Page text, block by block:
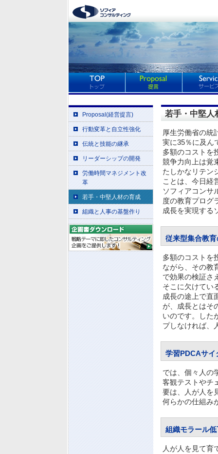
Proposal(経営提言)
行動変革と自立性強化
伝統と技能の継承
リーダーシップの開発
労働時間マネジメント改
革
若手・中堅人材の育成
組織と人事の基盤作り
若手・中堅人
厚生労働省の統
実に35％に及ん
多額のコストを
競争力向上は覚
たしかなリテン
ことは、今日経
ソフィアコンサ
度の教育プログ
成長を実現する
従来型集合教
多額のコストを
ながら、その教
で効果の検証さ
そこに欠けてい
成長の途上で直
が、成長とはそ
いのです。した
プしなければ、
学習PDCAサイ
では、個々人の
客観テストやチ
要は、人が人を
何らかの仕組み
組織モラール
人が人を見て育